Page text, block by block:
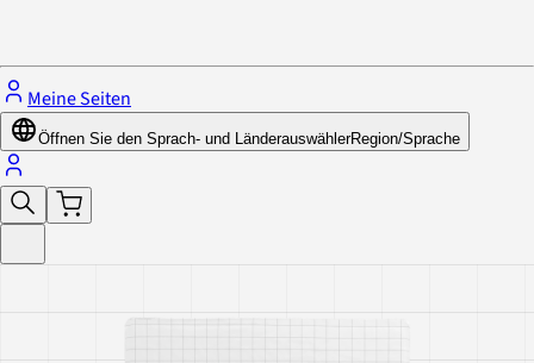
Meine Seiten
Öffnen Sie den Sprach- und LänderauswählerRegion/Sprache